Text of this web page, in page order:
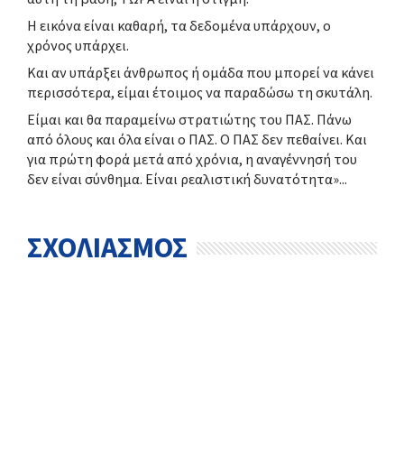
Η εικόνα είναι καθαρή, τα δεδομένα υπάρχουν, ο
χρόνος υπάρχει.
Και αν υπάρξει άνθρωπος ή ομάδα που μπορεί να κάνει
περισσότερα, είμαι έτοιμος να παραδώσω τη σκυτάλη.
Είμαι και θα παραμείνω στρατιώτης του ΠΑΣ. Πάνω
από όλους και όλα είναι ο ΠΑΣ. Ο ΠΑΣ δεν πεθαίνει. Και
για πρώτη φορά μετά από χρόνια, η αναγέννησή του
δεν είναι σύνθημα. Είναι ρεαλιστική δυνατότητα»...
ΣΧΟΛΙΑΣΜΟΣ